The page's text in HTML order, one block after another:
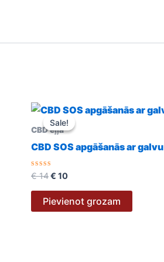
Sale!
Sale!
CBD eļļa
CBD SOS apgāšanās ar galvu
Novērtēts
0
€14
Original
price
was:
€ 10
Current
price
is:
Pievienot grozam